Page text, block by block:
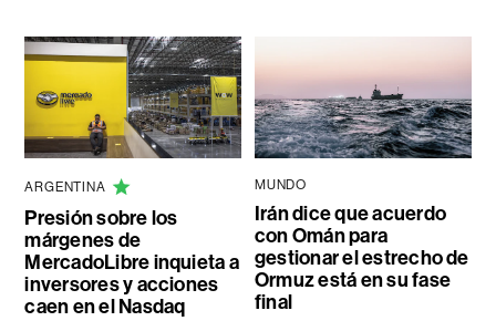
ARGENTINA
Presión sobre los
márgenes de
MercadoLibre inquieta a
inversores y acciones
caen en el Nasdaq
MUNDO
Irán dice que acuerdo
con Omán para
gestionar el estrecho de
Ormuz está en su fase
final